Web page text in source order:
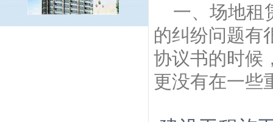
一、场地租
的纠纷问题有
协议书的时候
更没有在一些